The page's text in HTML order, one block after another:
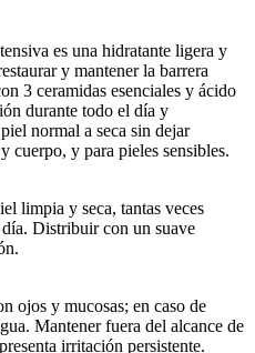
es una hidratante ligera y
y mantener la barrera
3 ceramidas esenciales y ácido
durante todo el día y
normal a seca sin dejar
cuerpo, y para pieles sensibles.
limpia y seca, tantas veces
Distribuir con un suave
ojos y mucosas; en caso de
Mantener fuera del alcance de
irritación persistente.